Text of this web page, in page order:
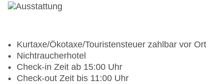
Kurtaxe/Ökotaxe/Touristensteuer zahlbar vor Ort
Nichtraucherhotel
Check-in Zeit ab 15:00 Uhr
Check-out Zeit bis 11:00 Uhr